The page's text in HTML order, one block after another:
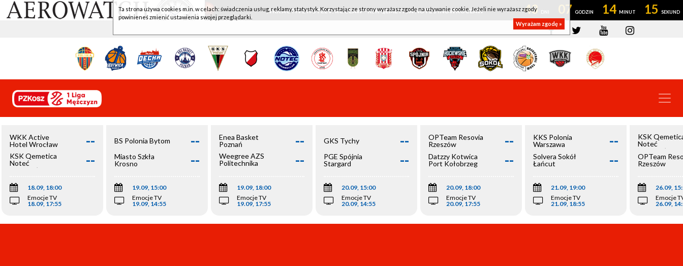
WKK ACTIVE HOTEL WROCŁAW - KSK QEMETICA NOTEĆ INOWROCŁAW 43 07 14 14
WKK Active
Hotel Wrocław
--
KSK Qemetica
Noteć
Inowrocław
--
18.09, 18:00
Emocje TV
18.09, 17:55
BS Polonia Bytom --
Miasto Szkła
Krosno
--
19.09, 15:00
Emocje TV
19.09, 14:55
Enea Basket
Poznań
--
Weegree AZS
Politechnika
--
19.09, 18:00
Emocje TV
19.09, 17:55
GKS Tychy --
PGE Spójnia
Stargard
--
20.09, 15:00
Emocje TV
20.09, 14:55
OPTeam Resovia
Rzeszów
--
Datzzy Kotwica
Port Kołobrzeg
--
20.09, 18:00
Emocje TV
20.09, 17:55
KKS Polonia
Warszawa
--
Solvera Sokół
Łańcut
--
21.09, 19:00
Emocje TV
21.09, 18:55
KSK
Noteć
Inowrocław
OPTeam
Rzeszów
26.09,
Emocje
26.09,
Ta strona używa cookies m.in. w celach: świadczenia usług, reklamy, statystyk. Korzystając ze strony wyrażasz zgodę na używanie cookie. Jeżeli nie wyrażasz zgody
powinieneś zmienić ustawienia swojej przeglądarki.
Wyrażam zgodę »